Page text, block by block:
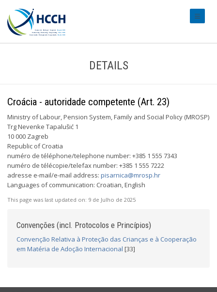
DETAILS
Croácia - autoridade competente (Art. 23)
Ministry of Labour, Pension System, Family and Social Policy (MROSP)
Trg Nevenke Tapalušić 1
10 000 Zagreb
Republic of Croatia
numéro de téléphone/telephone number: +385 1 555 7343
numéro de télécopie/telefax number: +385 1 555 7222
adresse e-mail/e-mail address: pisarnica@mrosp.hr
Languages of communication: Croatian, English
This page was last updated on: 9 de Julho de 2025
Convenções (incl. Protocolos e Princípios)
Convenção Relativa à Proteção das Crianças e à Cooperação
em Matéria de Adoção Internacional [33]